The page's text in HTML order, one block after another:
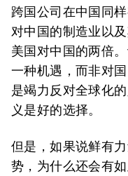
跨国公司在中国同
对中国的制造业以
美国对中国的两倍
一种机遇，而非对
是竭力反对全球化
义是好的选择。
但是，如果说鲜有
势，为什么还会有